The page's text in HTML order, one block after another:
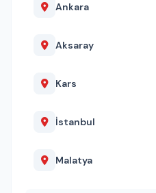
Ankara
Aksaray
Kars
İstanbul
Malatya